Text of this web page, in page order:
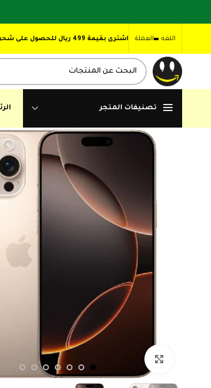
اللغه العملة اشترى بقيمة 499 ريال للحصول على شحن مجاني
تصنيفات المتجر